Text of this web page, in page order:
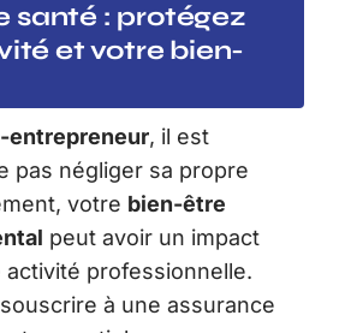
santé : protégez
et votre bien-
entrepreneur, il est
pas négliger sa propre
votre bien-être
peut avoir un impact
professionnelle.
à une assurance